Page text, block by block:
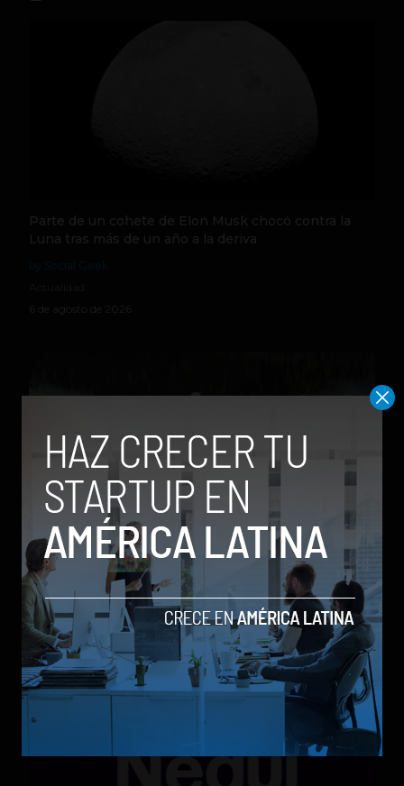
Parte de un cohete de Elon Musk chocó contra la
Luna tras más de un año a la deriva
6 de agosto de 2026
Qwen 3.8-Max, la nueva IA de Alibaba que desafía a
los modelos más poderosos
by Sergio Ramos
Actualidad
5 de agosto de 2026